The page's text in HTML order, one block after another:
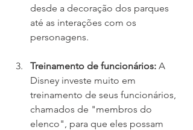
desde a decoração dos parques
até as interações com os
personagens.
Treinamento de funcionários: A
Disney investe muito em
treinamento de seus funcionários,
chamados de "membros do
elenco", para que eles possam